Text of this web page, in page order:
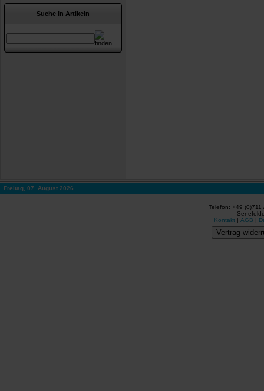
Suche in Artikeln
Freitag, 07. August 2026
Telefon: +49
Kontakt | AGB |
Vertrag